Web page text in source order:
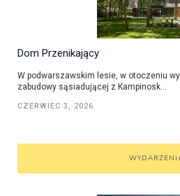
Dom Przenikający
W podwarszawskim lesie, w otoczeniu
zabudowy sąsiadującej z Kampinosk...
CZERWIEC 3, 2026